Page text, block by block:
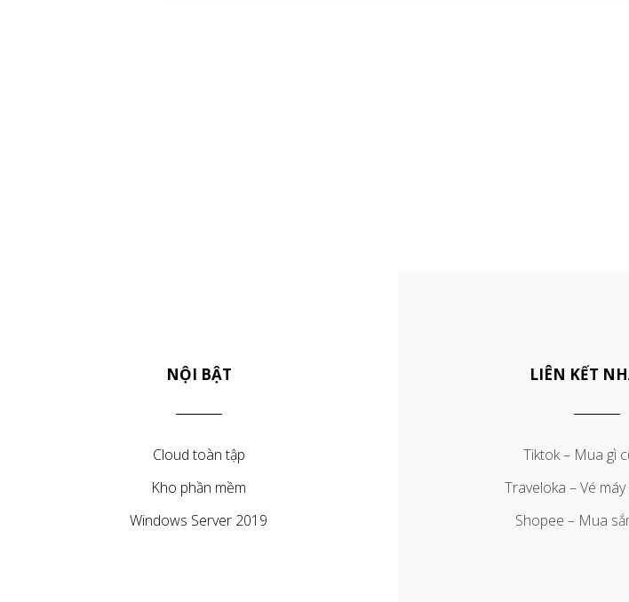
NỘI BẬT
Cloud toàn tập
Kho phần mềm
Windows Server 2019
LIÊN KẾT
Tiktok – Mua gì
Traveloka – Vé
Shopee – Mua